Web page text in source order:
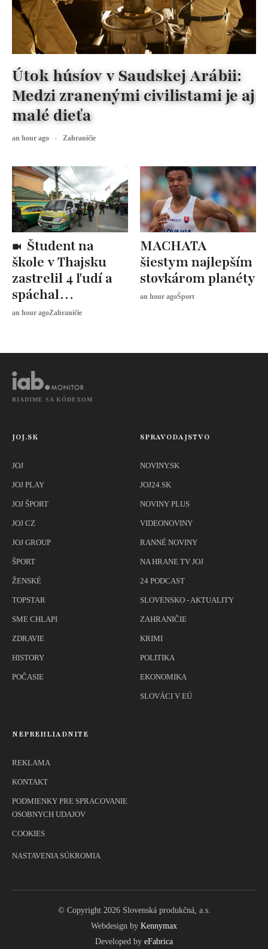
škole v Thajsku
zastrelil 4 ľudí a
spáchal
samovraždu
an hour agoZahraničie
MACHATA
šiestym najlepším
stovkárom planéty
an hour agoŠport
Útok húsíov v Saudskej Arábii:
Medzi zranenými civilistami je aj
malé dieťa
an hour ago Zahraničie
RIADIME SA KÓDEXOM
JOJ.SK
JOJ
JOJ PLAY
JOJ ŠPORT
JOJ CZ
JOJ GROUP
ŠPORT
ŽENSKÉ
TOPSTAR
SME CHLAPI
ZDRAVIE
HISTORY
POČASIE
SPRAVODAJSTVO
NOVINY.SK
JOJ24.SK
NOVINY PLUS
VIDEONOVINY
RANNÉ NOVINY
NA HRANE TV JOJ
24 PODCAST
SLOVENSKO - AKTUALITY
ZAHRANIČIE
KRIMI
POLITIKA
EKONOMIKA
SLOVÁCI V EÚ
NEPREHLIADNITE
REKLAMA
KONTAKT
PODMIENKY PRE SPRACOVANIE
OSOBNYCH UDAJOV
COOKIES
NASTAVENIA SÚKROMIA
© Copyright 2026 Slovenská produkčná, a.s.
Webdesign by Kennymax
Developed by eFabrica